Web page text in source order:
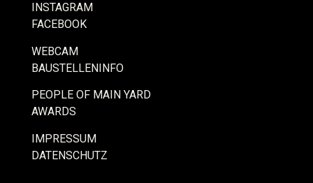
INSTAGRAM
FACEBOOK
WEBCAM
BAUSTELLENINFO
PEOPLE OF MAIN YARD
AWARDS
IMPRESSUM
DATENSCHUTZ